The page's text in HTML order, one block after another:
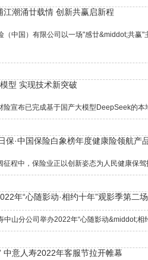
潮涌廿载情 创新共赢启新程
中国）有限公司以一场"感廿&middot;共
型 实现技术新突破
布已完成基于国产大模型DeepSeek的本
保·中国保险白象榜年度健康险领航产
中，保险业正以创新姿态为人民健康保驾
年“心随影动·相约十年”观影季第二
山分公司举办2022年“心随影动&middot;
中意人寿2022年客服节拉开帷幕